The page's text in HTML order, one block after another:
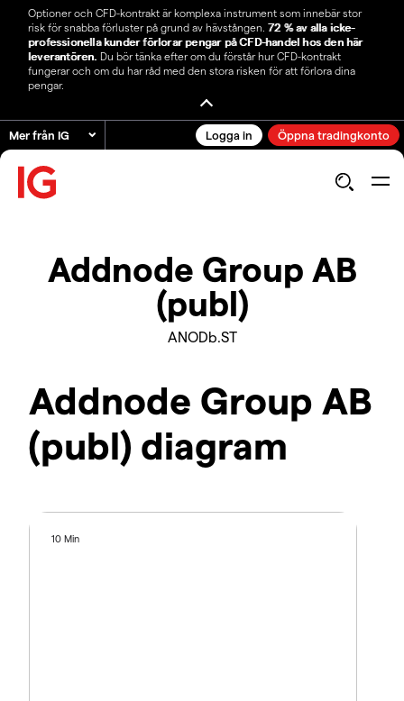
Optioner och CFD-kontrakt är komplexa instrument som innebär stor
risk för snabba förluster på grund av hävstången. 72 % av alla icke-
professionella kunder förlorar pengar på CFD-handel hos den här
leverantören. Du bör tänka efter om du förstår hur CFD-kontrakt
fungerar och om du har råd med den stora risken för att förlora dina
pengar.
Mer från IG Logga in Öppna tradingkonto
Addnode Group AB
(publ)
ANODb.ST
Addnode Group AB
(publ) diagram
10 Min